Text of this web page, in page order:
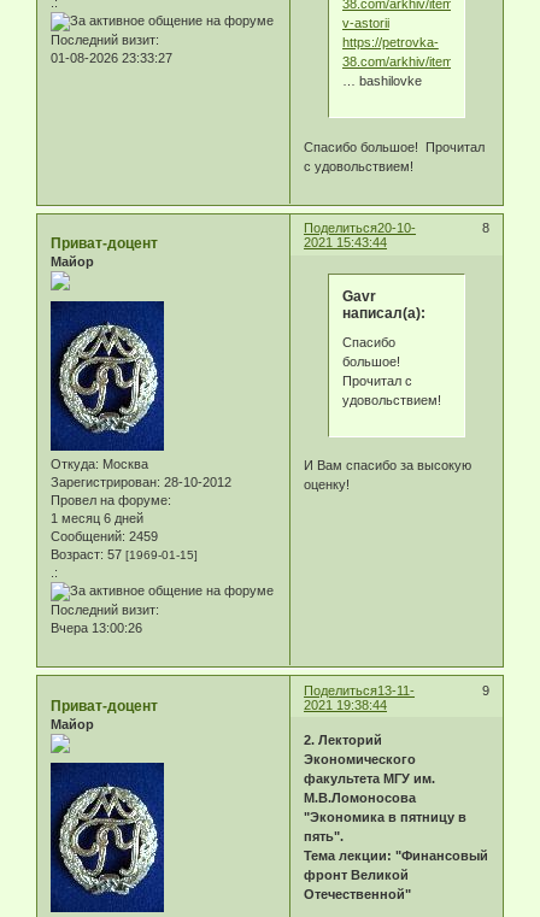
Последний визит:
01-08-2026 23:33:27
38.com/arkhiv/item/uzhin-
v-astorii
https://petrovka-
38.com/arkhiv/item/ogr
… bashilovke
Спасибо большое! Прочитал
с удовольствием!
Поделиться 8
20-10-
2021 15:43:44
Приват-доцент
Майор
Откуда: Москва
Зарегистрирован: 28-10-2012
Провел на форуме:
1 месяц 6 дней
Сообщений: 2459
Возраст: 57 [1969-01-15]
.:
Последний визит:
Вчера 13:00:26
Gavr
написал(а):
Спасибо
большое!
Прочитал с
удовольствием!
И Вам спасибо за высокую
оценку!
Поделиться 9
13-11-
2021 19:38:44
Приват-доцент
Майор
2. Лекторий
Экономического
факультета МГУ им.
М.В.Ломоносова
"Экономика в пятницу в
пять".
Тема лекции: "Финансовый
фронт Великой
Отечественной"